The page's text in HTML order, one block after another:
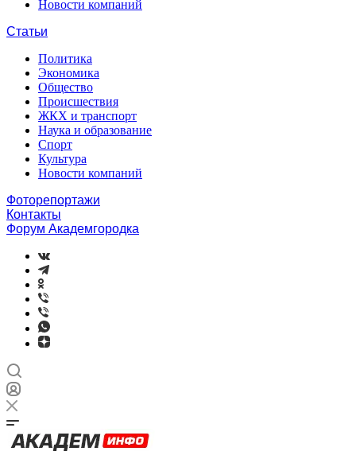
Новости компаний
Статьи
Политика
Экономика
Общество
Происшествия
ЖКХ и транспорт
Наука и образование
Спорт
Культура
Новости компаний
Фоторепортажи
Контакты
Форум Академгородка